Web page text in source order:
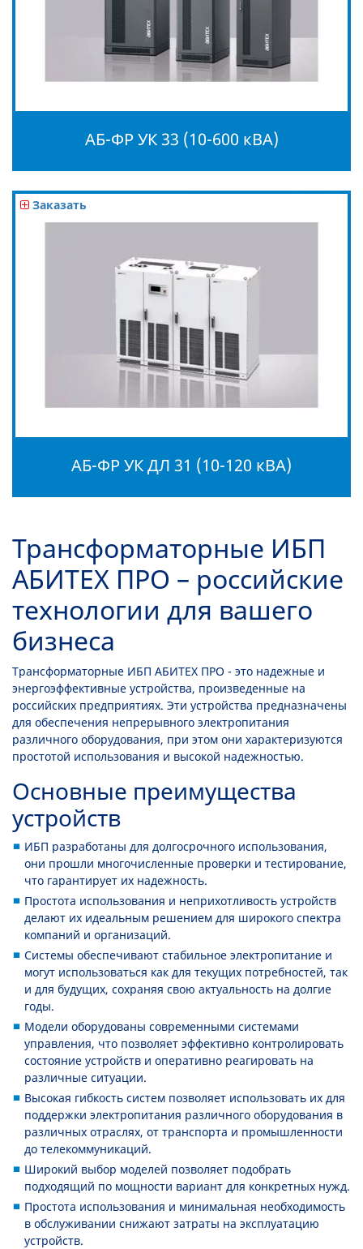
АБ-ФР УК 33 (10-600 кВА)
Заказать
АБ-ФР УК ДЛ 31 (10-120 кВА)
Трансформаторные ИБП
АБИТЕХ ПРО – российские
технологии для вашего
бизнеса
Трансформаторные ИБП АБИТЕХ ПРО - это надежные и
энергоэффективные устройства, произведенные на
российских предприятиях. Эти устройства предназначены
для обеспечения непрерывного электропитания
различного оборудования, при этом они характеризуются
простотой использования и высокой надежностью.
Основные преимущества
устройств
ИБП разработаны для долгосрочного использования,
они прошли многочисленные проверки и тестирование,
что гарантирует их надежность.
Простота использования и неприхотливость устройств
делают их идеальным решением для широкого спектра
компаний и организаций.
Системы обеспечивают стабильное электропитание и
могут использоваться как для текущих потребностей, так
и для будущих, сохраняя свою актуальность на долгие
годы.
Модели оборудованы современными системами
управления, что позволяет эффективно контролировать
состояние устройств и оперативно реагировать на
различные ситуации.
Высокая гибкость систем позволяет использовать их для
поддержки электропитания различного оборудования в
различных отраслях, от транспорта и промышленности
до телекоммуникаций.
Широкий выбор моделей позволяет подобрать
подходящий по мощности вариант для конкретных нужд.
Простота использования и минимальная необходимость
в обслуживании снижают затраты на эксплуатацию
устройств.